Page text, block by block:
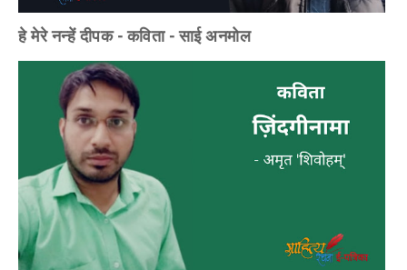
हे मेरे नन्हें दीपक - कविता - साई अनमोल